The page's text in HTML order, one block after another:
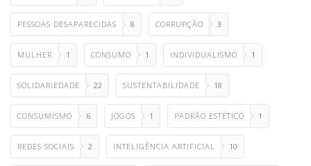
PESSOAS DESAPARECIDAS 8 CORRUPÇÃO 3
MULHER 1 CONSUMO 1 INDIVIDUALISMO 1
SOLIDARIEDADE 22 SUSTENTABILIDADE 18
CONSUMISMO 6 JOGOS 1 PADRÃO ESTÉTICO 1
REDES SOCIAIS 2 INTELIGÊNCIA ARTIFICIAL 10